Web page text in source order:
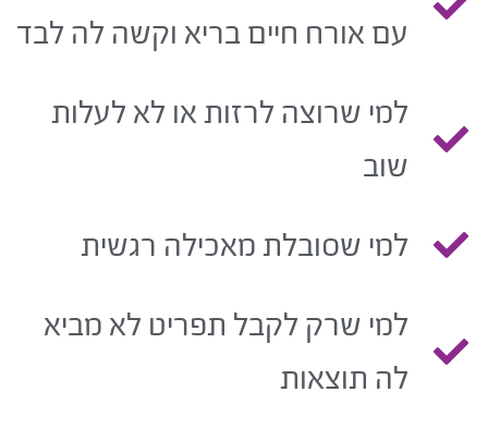
עם אורח חיים בריא וקשה לה לבד
למי שרוצה לרזות או לא לעלות
שוב
למי שסובלת מאכילה רגשית
למי שרק לקבל תפריט לא מביא
לה תוצאות